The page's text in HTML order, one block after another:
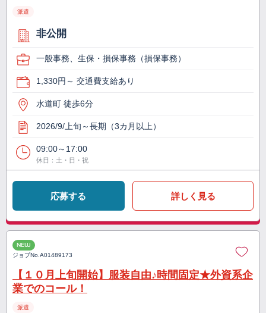
派遣
非公開
一般事務、生保・損保事務（損保事務）
1,330円～ 交通費支給あり
水道町 徒歩6分
2026/9/上旬～長期（3カ月以上）
09:00～17:00
休日：土・日・祝
応募する 詳しく見る
NEW
ジョブNo.A01489173
【１０月上旬開始】服装自由♪時間固定★外資系企
業でのコール！
派遣